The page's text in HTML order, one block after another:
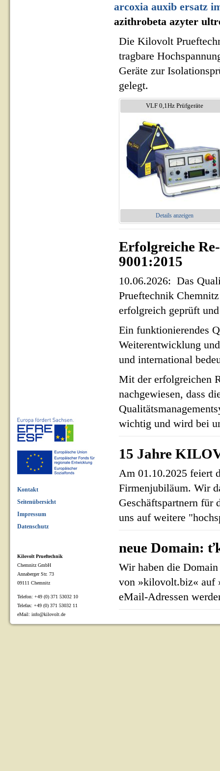
arcoxia auxib ersatz
azithrobeta azyter
Die Kilovolt
tragbare
Geräte zur
gelegt.
VLF 0,1Hz Prüfgeräte
Details anzeigen
Erfolgreiche
9001:2015
10.06.2026: Das
Prueftechnik
erfolgreich geprüft
Ein funktionierendes
Weiterentwicklung
und international
Mit der erfolgreichen
nachgewiesen, dass
wichtig und wird bei
15 Jahre
Am 01.10.2025 feiert
Firmenjubiläum. Wir
Geschäftspartnern für
uns auf weitere
neue Domain:
Wir haben die
von »kilovolt.biz« auf
eMail-Adressen
Kontakt
Seitenübersicht
Impressum
Datenschutz
Kilovolt Prueftechnik
Chemnitz GmbH
Annaberger Str. 73
09111 Chemnitz
Telefon: +49 (0) 371 53032 10
Telefax: +49 (0) 371 53032 11
eMail: info@kilovolt.de